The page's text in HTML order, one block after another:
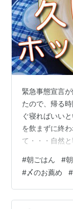
緊急事態宣言
たので、帰る
ぐ寝ればいい
を飲まずに終
て・・・自然
きができませ
単な朝ごはん
ホットドック
ハムとマッシ
#朝ごはん #
#〆のお薦め #